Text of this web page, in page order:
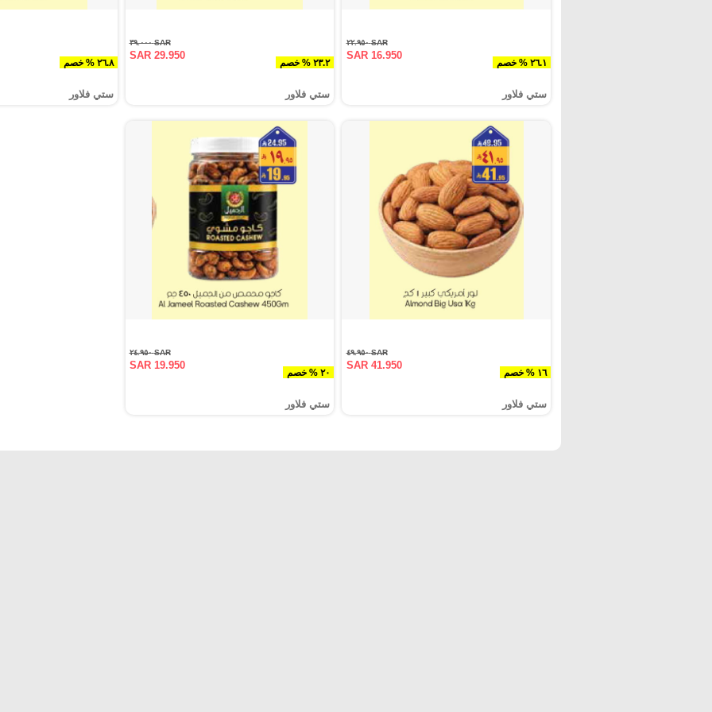
٢٦.١ % خصم
SAR ٢٢.٩٥٠
SAR 16.950
ستي فلاور
٢٣.٢ % خصم
SAR ٣٩.٠٠٠
SAR 29.950
ستي فلاور
٢٦.٨ % خصم
ستي فلاور
١٦ % خصم
SAR ٤٩.٩٥٠
SAR 41.950
ستي فلاور
٢٠ % خصم
SAR ٢٤.٩٥٠
SAR 19.950
ستي فلاور